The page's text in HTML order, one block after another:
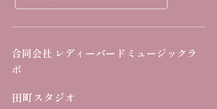
合同会社 レディーバードミュージックラ
ボ
田町スタジオ